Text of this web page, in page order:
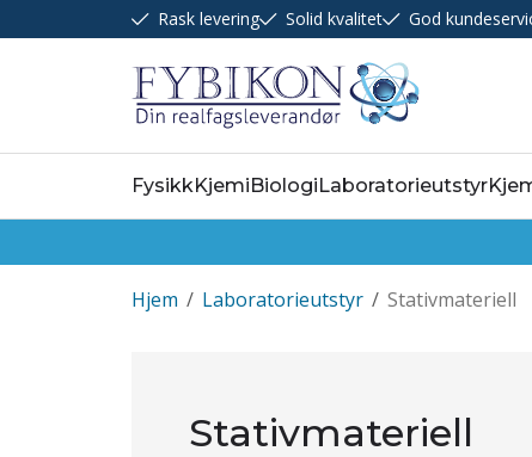
Rask levering Solid kvalitet God
FysikkKjemiBiologiLaboratorieutstyr
/
Hjem /
Laboratorieutstyr Stativmateriell
Stativmateriell